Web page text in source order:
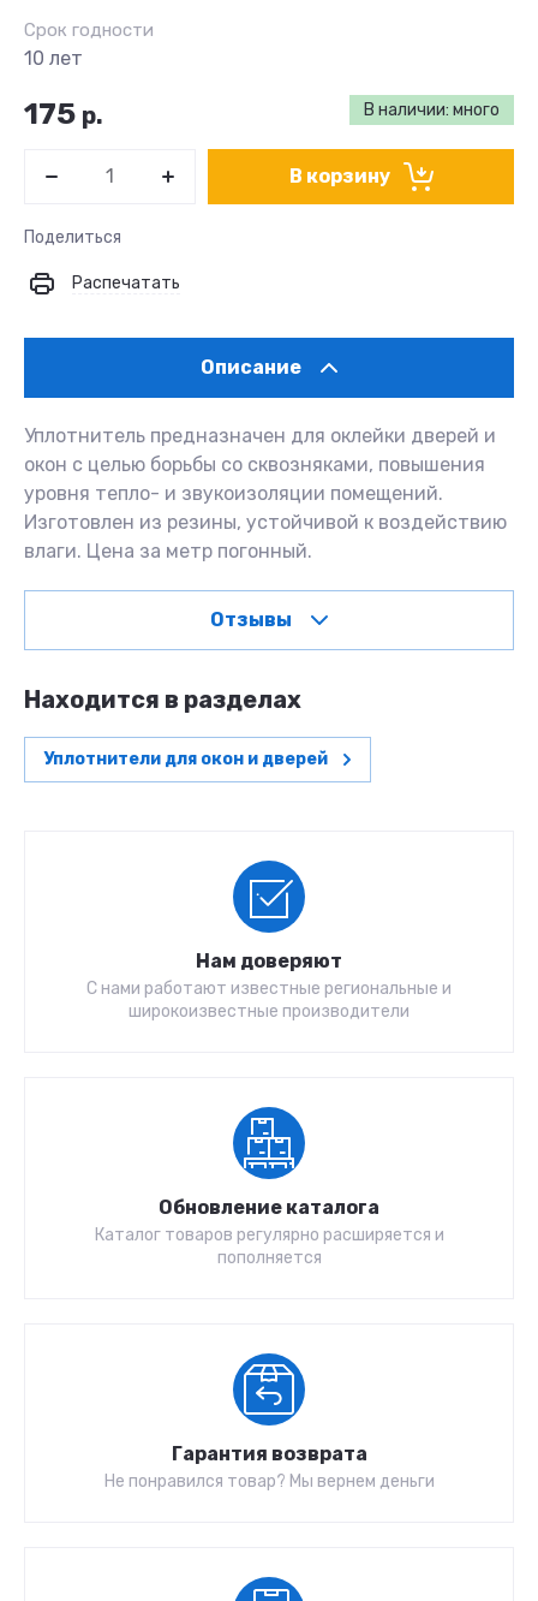
Срок годности
10 лет
В наличии: много
175 р.
В корзину
Поделиться
Распечатать
Описание
Уплотнитель предназначен для оклейки дверей и
окон с целью борьбы со сквозняками, повышения
уровня тепло- и звукоизоляции помещений.
Изготовлен из резины, устойчивой к воздействию
влаги. Цена за метр погонный.
Отзывы
Находится в разделах
Уплотнители для окон и дверей
Нам доверяют
С нами работают известные региональные и
широкоизвестные производители
Обновление каталога
Каталог товаров регулярно расширяется и
пополняется
Гарантия возврата
Не понравился товар? Мы вернем деньги